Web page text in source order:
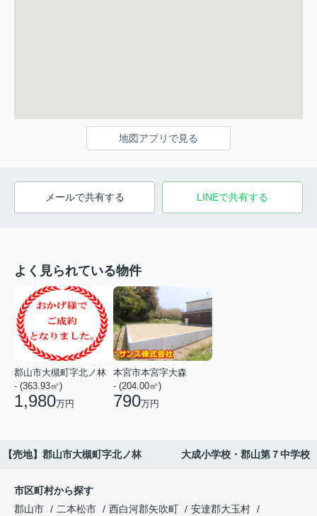
地図アプリで見る
メールで共有する LINEで共有する
よく見られている物件
郡山市大槻町字北ノ林
- (363.93㎡)
1,980万円
本宮市本宮字大森
- (204.00㎡)
790万円
【売地】郡山市大槻町字北ノ林 大成小学校・郡山第７中学校
市区町村から探す
郡山市
二本松市 西白河郡矢吹町
安達郡大玉村